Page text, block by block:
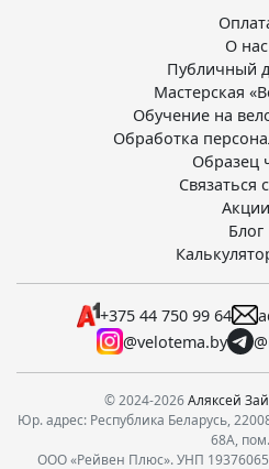
О нас
Публичный
Мастерская
Обучение на
Обработка
Образец
Связаться
Акции
Блог
+375 44 750 99 64
@velotema.by
© 2024-2026Аляксей
Юр. адрес: Республика Беларусь,
68А,
ООО «Рейвен Плюс». УНП